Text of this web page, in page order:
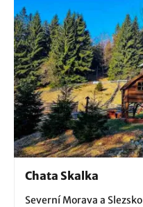
Chata Skalka
Severní Morava a Slezsko